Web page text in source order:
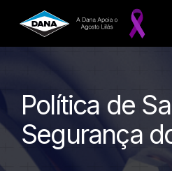
Política de
Segurança